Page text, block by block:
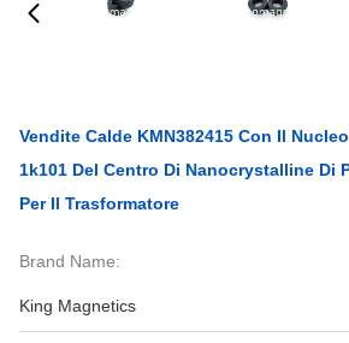
Vendite Calde KMN382415 Con Il
1k101 Del Centro Di Nanocrystalline Di
Per Il Trasformatore
Brand Name:
King Magnetics